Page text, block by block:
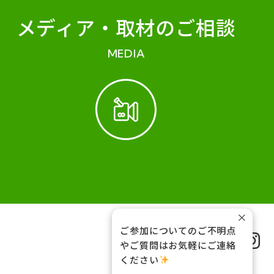
メディア・ 取材のご相談
MEDIA
FOLLOW US
ご参加についてのご不明点
やご質問はお気軽にご連絡
ください
×